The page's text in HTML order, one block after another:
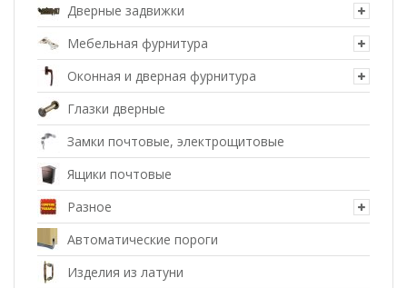
Дверные задвижки
Мебельная фурнитура
Оконная и дверная фурнитура
Глазки дверные
Замки почтовые, электрощитовые
Ящики почтовые
Разное
Автоматические пороги
Изделия из латуни